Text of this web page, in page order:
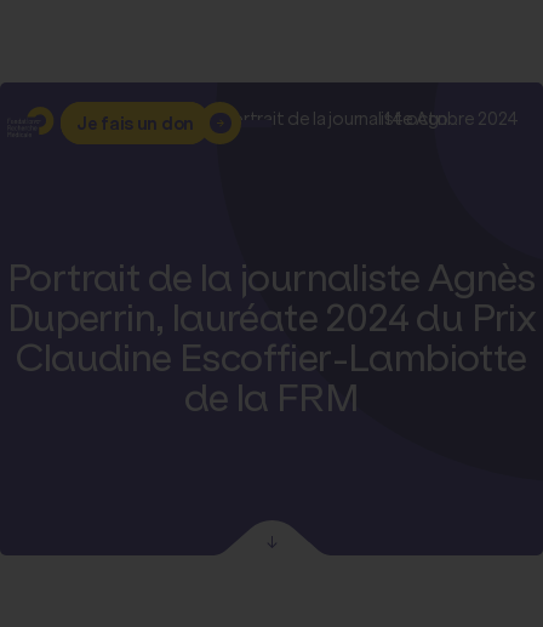
Je fais un don
Accueil –Nos actualités –Portrait de la journaliste Agn...
Portrait de la journaliste Agnès
Duperrin, lauréate 2024 du Prix
Claudine Escoffier-Lambiotte
de la FRM
14 octobre 2024